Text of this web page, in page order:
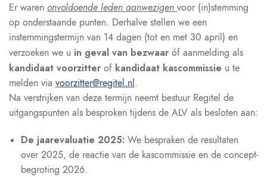
Er waren onvoldoende leden aanwezigen voor (in)stemming
op onderstaande punten. Derhalve stellen we een
instemmingstermijn van 14 dagen (tot en met 30 april) en
verzoeken we u in geval van bezwaar óf aanmelding als
kandidaat voorzitter of kandidaat kascommissie u te
melden via voorzitter@regitel.nl.
Na verstrijken van deze termijn neemt bestuur Regitel de
uitgangspunten als besproken tijdens de ALV als besloten aan:
De jaarevaluatie 2025: We bespraken de resultaten
over 2025, de reactie van de kascommissie en de concept-
begroting 2026.